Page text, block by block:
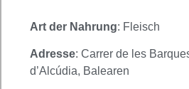
Art der Nahrung: Fleisch
Adresse: Carrer de les
d’Alcúdia, Balearen